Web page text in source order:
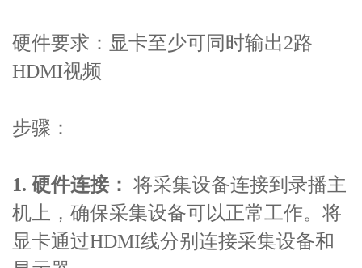
硬件要求：显卡至少可同时输出2路
HDMI视频
步骤：
1. 硬件连接： 将采集设备连接到录播主
机上，确保采集设备可以正常工作。将
显卡通过HDMI线分别连接采集设备和